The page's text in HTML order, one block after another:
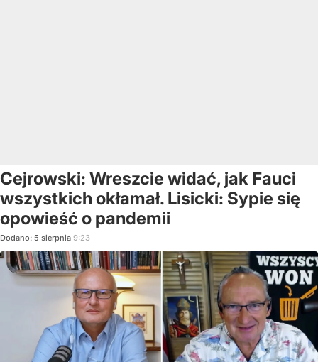
Cejrowski: Wreszcie widać, jak Fauci
wszystkich okłamał. Lisicki: Sypie się
opowieść o pandemii
Dodano: 5 sierpnia 9:23